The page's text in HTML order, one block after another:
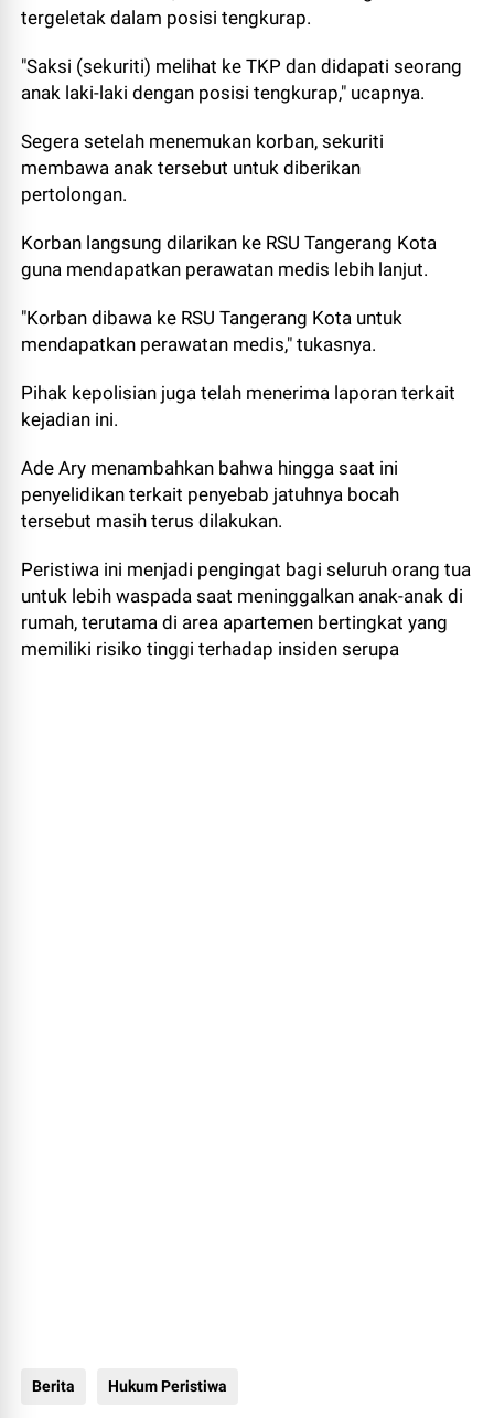
tergeletak dalam posisi tengkurap.
"Saksi (sekuriti) melihat ke TKP dan didapati seorang
anak laki-laki dengan posisi tengkurap," ucapnya.
Segera setelah menemukan korban, sekuriti
membawa anak tersebut untuk diberikan
pertolongan.
Korban langsung dilarikan ke RSU Tangerang Kota
guna mendapatkan perawatan medis lebih lanjut.
"Korban dibawa ke RSU Tangerang Kota untuk
mendapatkan perawatan medis," tukasnya.
Pihak kepolisian juga telah menerima laporan terkait
kejadian ini.
Ade Ary menambahkan bahwa hingga saat ini
penyelidikan terkait penyebab jatuhnya bocah
tersebut masih terus dilakukan.
Peristiwa ini menjadi pengingat bagi seluruh orang tua
untuk lebih waspada saat meninggalkan anak-anak di
rumah, terutama di area apartemen bertingkat yang
memiliki risiko tinggi terhadap insiden serupa
Berita Hukum Peristiwa